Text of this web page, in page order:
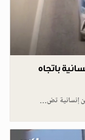
باتجاه
إنسانية تض…